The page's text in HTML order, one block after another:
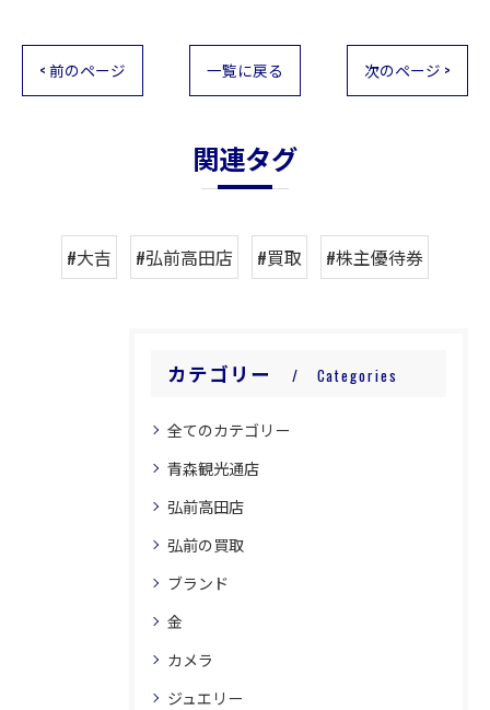
< 前のページ 一覧に戻る 次のページ >
関連タグ
#大吉 #弘前高田店 #買取 #株主優待券
カテゴリー Categories
全てのカテゴリー
青森観光通店
弘前高田店
弘前の買取
ブランド
金
カメラ
ジュエリー